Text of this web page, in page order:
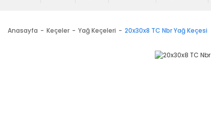
Anasayfa Keçeler Yağ Keçeleri 20x30x8 TC Nbr Yağ Keçesi